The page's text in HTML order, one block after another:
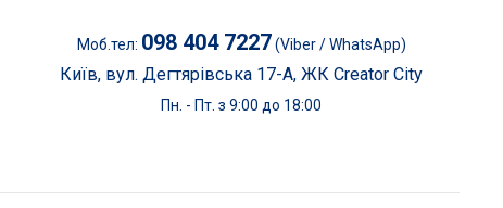
Моб.тел: 098 404 7227 (Viber / WhatsApp)
Київ, вул. Дегтярівська 17-А, ЖК Creator City
Пн. - Пт. з 9:00 до 18:00